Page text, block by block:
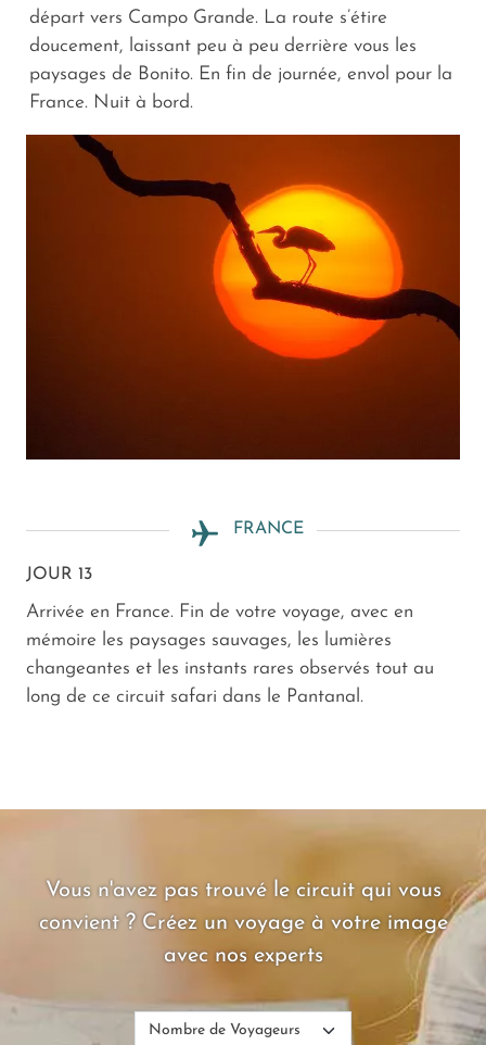
départ vers Campo Grande. La route s’étire
doucement, laissant peu à peu derrière vous les
paysages de Bonito. En fin de journée, envol pour la
France. Nuit à bord.
FRANCE
JOUR 13
Arrivée en France. Fin de votre voyage, avec en
mémoire les paysages sauvages, les lumières
changeantes et les instants rares observés tout au
long de ce circuit safari dans le Pantanal.
Vous n'avez pas trouvé le circuit qui vous
convient ? Créez un voyage à votre image
avec nos experts